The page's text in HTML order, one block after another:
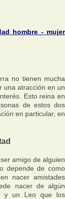
hombre - mujer
no tienen mucha
una atracción en un
Esto reina en
de estos dos
en particular, en
amigo de alguien
depende de como
nacer amistades
nacer de algún
y un Leo que los